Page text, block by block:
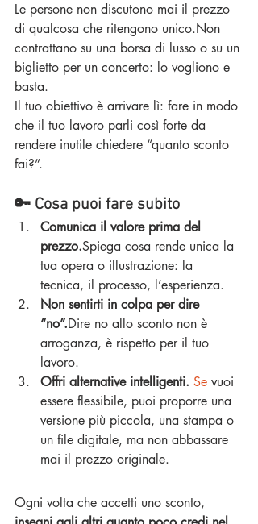
Le persone non discutono mai il prezzo
di qualcosa che ritengono unico.Non
contrattano su una borsa di lusso o su un
biglietto per un concerto: lo vogliono e
basta.
Il tuo obiettivo è arrivare lì: fare in modo
che il tuo lavoro parli così forte da
rendere inutile chiedere “quanto sconto
fai?”.
🔑 Cosa puoi fare subito
Comunica il valore prima del
prezzo.Spiega cosa rende unica la
tua opera o illustrazione: la
tecnica, il processo, l’esperienza.
Non sentirti in colpa per dire
“no”.Dire no allo sconto non è
arroganza, è rispetto per il tuo
lavoro.
Offri alternative intelligenti. Se vuoi
essere flessibile, puoi proporre una
versione più piccola, una stampa o
un file digitale, ma non abbassare
mai il prezzo originale.
Ogni volta che accetti uno sconto,